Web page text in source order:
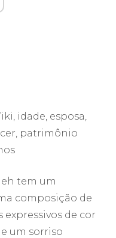
idade, esposa,
patrimônio
tem um
composição de
de cor
um sorriso